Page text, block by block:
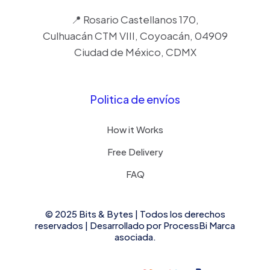
📍 Rosario Castellanos 170,
Culhuacán CTM VIII, Coyoacán, 04909
Ciudad de México, CDMX
Politica de envíos
How it Works
Free Delivery
FAQ
© 2025 Bits & Bytes | Todos los derechos
reservados | Desarrollado por ProcessBi Marca
asociada.
Terminal PUSH SUPERIOR PIG TAIL en ambos
conectores, Resolución 4K , Cable flexible
COAXIAL Blindado / COAXITRON / AUDIO POR